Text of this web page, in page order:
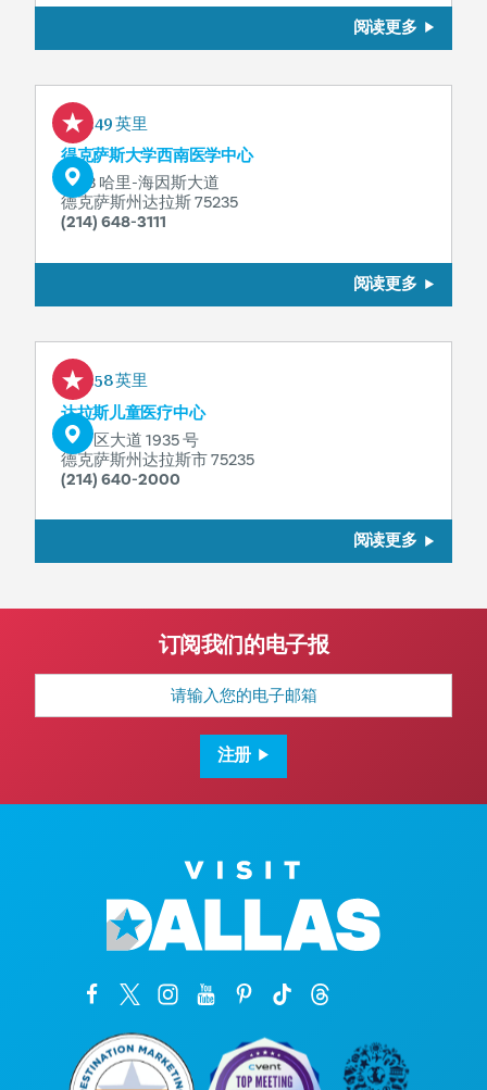
阅读更多
0.49 英里
得克萨斯大学西南医学中心
5323 哈里-海因斯大道
德克萨斯州达拉斯 75235
(214) 648-3111
阅读更多
0.58 英里
达拉斯儿童医疗中心
医疗区大道 1935 号
德克萨斯州达拉斯市 75235
(214) 640-2000
阅读更多
订阅我们的电子报
电
邮
注册